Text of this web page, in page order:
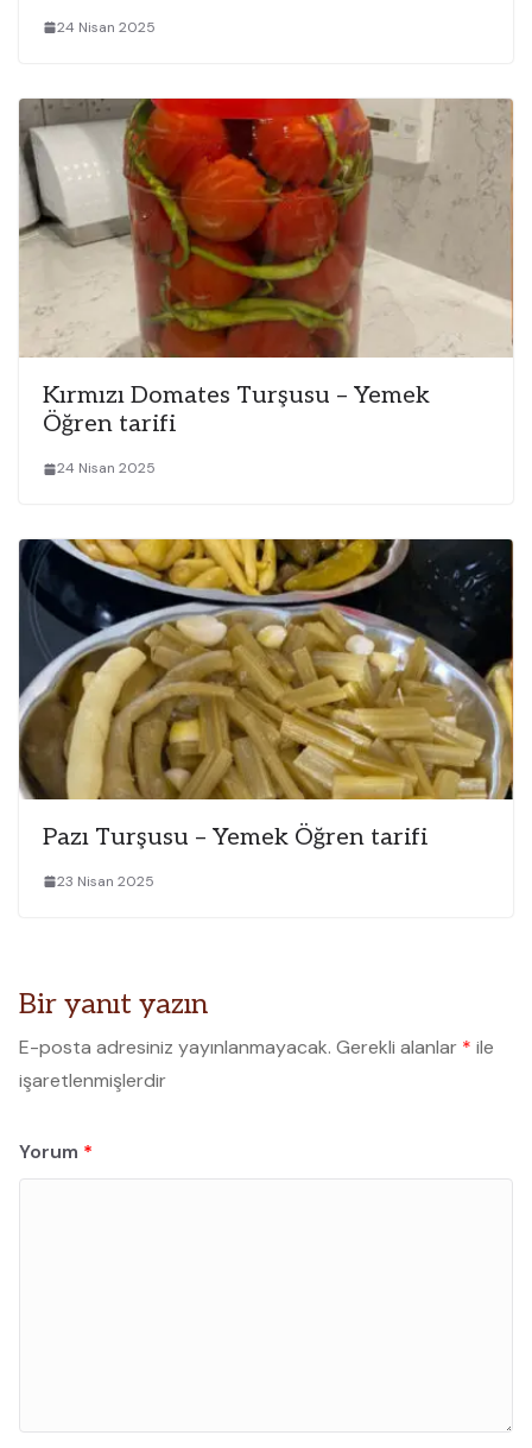
24 Nisan 2025
Kırmızı Domates Turşusu – Yemek
Öğren tarifi
24 Nisan 2025
Pazı Turşusu – Yemek Öğren tarifi
23 Nisan 2025
Bir yanıt yazın
E-posta adresiniz yayınlanmayacak. Gerekli alanlar * ile
işaretlenmişlerdir
Yorum *